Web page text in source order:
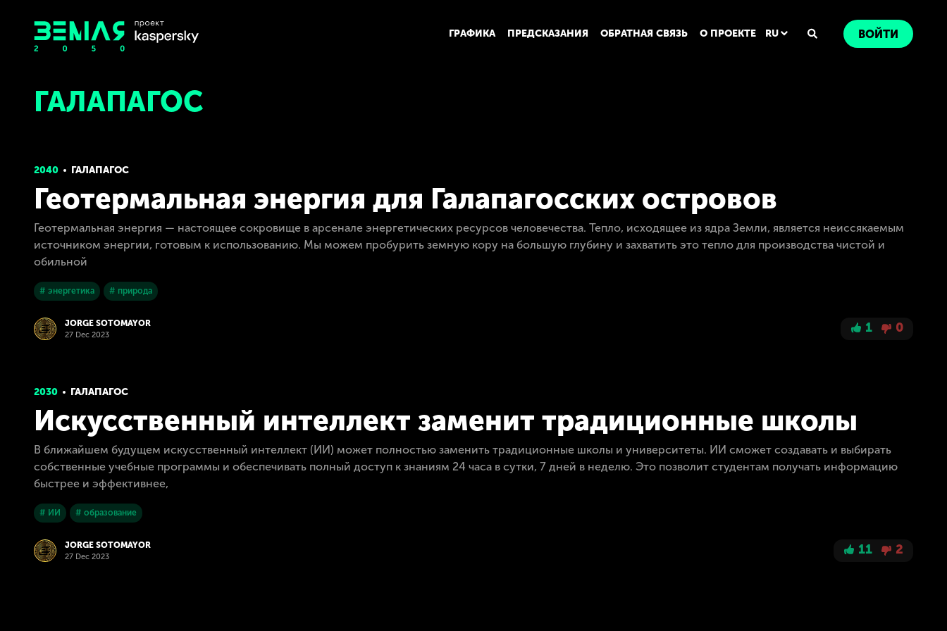
ГРАФИКА ПРЕДСКАЗАНИЯ ОБРАТНАЯ СВЯЗЬ О ПРОЕКТЕ RU ВОЙТИ
ГАЛАПАГОС
2040 ГАЛАПАГОС
Геотермальная энергия для Галапагосских островов
Геотермальная энергия — настоящее сокровище в арсенале энергетических ресурсов человечества. Тепло, исходящее из ядра Земли, является неиссякаемым
источником энергии, готовым к использованию. Мы можем пробурить земную кору на большую глубину и захватить это тепло для производства чистой и
обильной
# энергетика # природа
JORGE SOTOMAYOR
27 Dec 2023 1 0
2030 ГАЛАПАГОС
Искусственный интеллект заменит традиционные школы
В ближайшем будущем искусственный интеллект (ИИ) может полностью заменить традиционные школы и университеты. ИИ сможет создавать и выбирать
собственные учебные программы и обеспечивать полный доступ к знаниям 24 часа в сутки, 7 дней в неделю. Это позволит студентам получать информацию
быстрее и эффективнее,
# ИИ # образование
JORGE SOTOMAYOR
27 Dec 2023 11 2